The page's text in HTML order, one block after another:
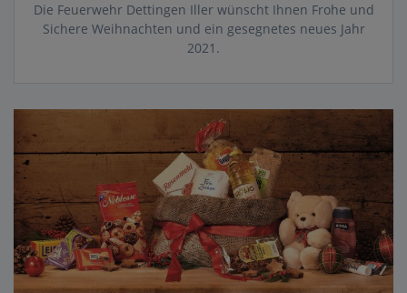
Die Feuerwehr Dettingen Iller wünscht Ihnen Frohe und
Sichere Weihnachten und ein gesegnetes neues Jahr
2021.